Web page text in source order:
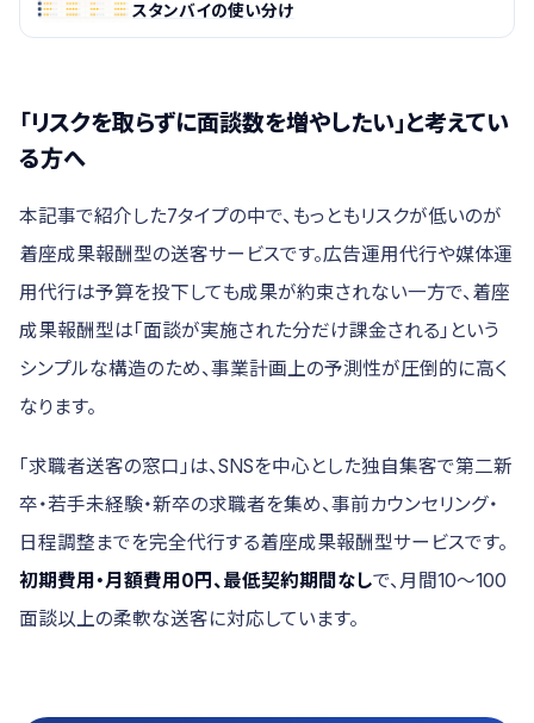
スタンバイの使い分け
「リスクを取らずに面談数を増やしたい」と考えてい
る方へ
本記事で紹介した7タイプの中で、もっともリスクが低いのが
着座成果報酬型の送客サービスです。広告運用代行や媒体運
用代行は予算を投下しても成果が約束されない一方で、着座
成果報酬型は「面談が実施された分だけ課金される」という
シンプルな構造のため、事業計画上の予測性が圧倒的に高く
なります。
「求職者送客の窓口」は、SNSを中心とした独自集客で第二新
卒・若手未経験・新卒の求職者を集め、事前カウンセリング・
日程調整までを完全代行する着座成果報酬型サービスです。
初期費用・月額費用0円、最低契約期間なしで、月間10〜100
面談以上の柔軟な送客に対応しています。